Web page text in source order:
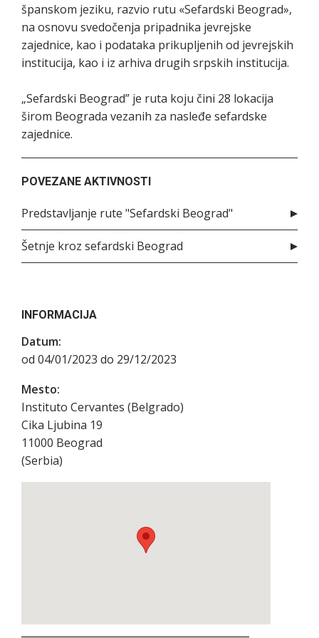
španskom jeziku, razvio rutu «Sefardski Beograd»,
na osnovu svedočenja pripadnika jevrejske
zajednice, kao i podataka prikupljenih od jevrejskih
institucija, kao i iz arhiva drugih srpskih institucija.
„Sefardski Beograd” je ruta koju čini 28 lokacija
širom Beograda vezanih za nasleđe sefardske
zajednice.
POVEZANE AKTIVNOSTI
Predstavljanje rute "Sefardski Beograd"
Šetnje kroz sefardski Beograd
INFORMACIJA
Datum:
od 04/01/2023 do 29/12/2023
Mesto:
Instituto Cervantes (Belgrado)
Cika Ljubina 19
11000 Beograd
(Serbia)